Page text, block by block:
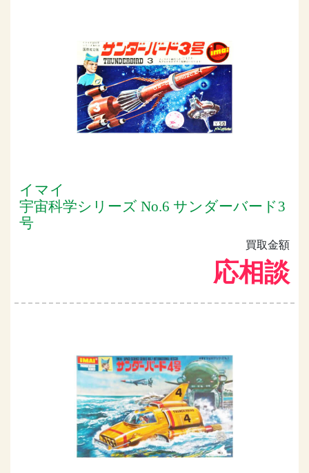
イマイ
宇宙科学シリーズ No.6 サンダーバード3
号
買取金額
応相談